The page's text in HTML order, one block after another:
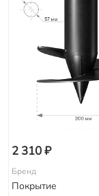
2 310 ₽
Бренд
Покрытие